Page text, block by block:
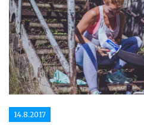
14.8.2017